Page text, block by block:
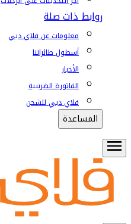
روابط ذات صلة
معلومات عن فلاي دبي
أسطول طائراتنا
الأخبار
الفاتورة الضريبية
فلاي دبي للشحن
المساعدة